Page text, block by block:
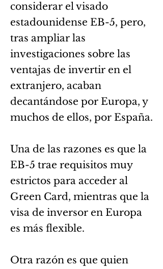
considerar el visado
estadounidense EB-5, pero,
tras ampliar las
investigaciones sobre las
ventajas de invertir en el
extranjero, acaban
decantándose por Europa, y
muchos de ellos, por España.
Una de las razones es que la
EB-5 trae requisitos muy
estrictos para acceder al
Green Card, mientras que la
visa de inversor en Europa
es más flexible.
Otra razón es que quien